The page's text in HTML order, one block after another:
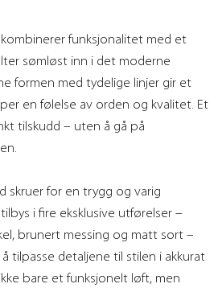
funksjonalitet med et
sømløst inn i det moderne
formen med tydelige linjer gir et
en følelse av orden og kvalitet. Et
tilskudd – uten å gå på
skruer for en trygg og varig
i fire eksklusive utførelser –
brunert messing og matt sort –
tilpasse detaljene til stilen i akkurat
bare et funksjonelt løft, men